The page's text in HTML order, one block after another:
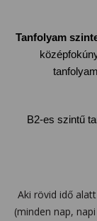
Tanfolyam
B2-es szintű
Aki rövid idő
(minden nap,